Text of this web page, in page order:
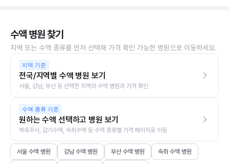
수액 병원 찾기
지역 또는 수액 종류를 먼저 선택해 가격 확인 가능한 병원으로 이동하세요.
지역 기준
전국/지역별 수액 병원 보기
서울, 강남, 부산 등 선택한 지역의 수액 병원과 가격 확인
수액 종류 기준
원하는 수액 선택하고 병원 보기
백옥주사, 감기수액, 숙취수액 등 수액 종류별 가격 페이지로 이동
서울 수액 병원 강남 수액 병원 부산 수액 병원 숙취 수액 병원